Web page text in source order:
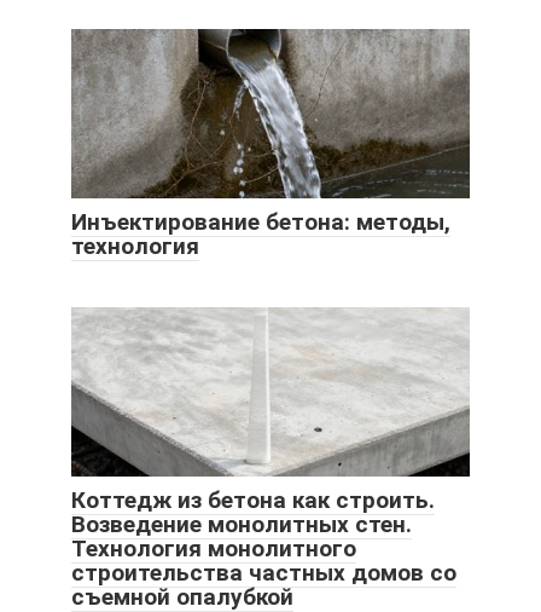
Инъектирование бетона: методы,
технология
Коттедж из бетона как строить.
Возведение монолитных стен.
Технология монолитного
строительства частных домов со
съемной опалубкой